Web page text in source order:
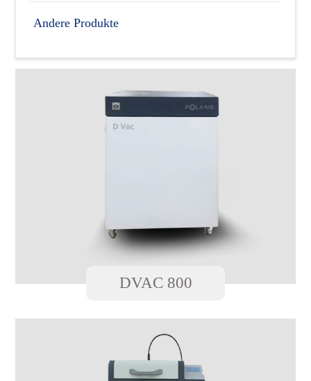
Andere Produkte
DVAC 800